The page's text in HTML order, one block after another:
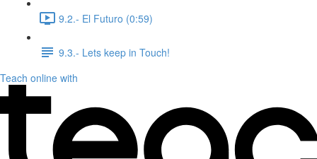
9.2.- El Futuro (0:59)
9.3.- Lets keep in Touch!
Teach online with